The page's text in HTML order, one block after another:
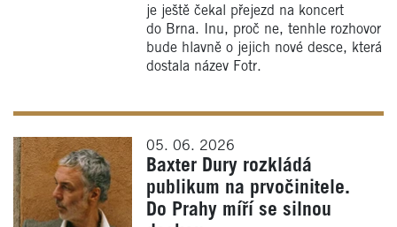
je ještě čekal přejezd na koncert
do Brna. Inu, proč ne, tenhle rozhovor
bude hlavně o jejich nové desce, která
dostala název Fotr.
05. 06. 2026
Baxter Dury rozkládá
publikum na prvočinitele.
Do Prahy míří se silnou